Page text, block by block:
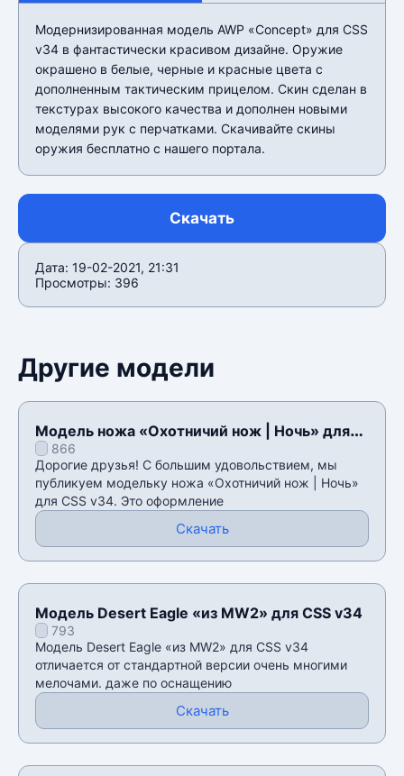
Модернизированная модель AWP «Concept» для CSS
v34 в фантастически красивом дизайне. Оружие
окрашено в белые, черные и красные цвета с
дополненным тактическим прицелом. Скин сделан в
текстурах высокого качества и дополнен новыми
моделями рук с перчатками. Скачивайте скины
оружия бесплатно с нашего портала.
Скачать
Дата: 19-02-2021, 21:31
Просмотры: 396
Другие модели
Модель ножа «Охотничий нож | Ночь» для
CSS v34
866
Дорогие друзья! С большим удовольствием, мы
публикуем модельку ножа «Охотничий нож | Ночь»
для CSS v34. Это оформление
Скачать
Модель Desert Eagle «из MW2» для CSS v34
793
Модель Desert Eagle «из MW2» для CSS v34
отличается от стандартной версии очень многими
мелочами. даже по оснащению
Скачать